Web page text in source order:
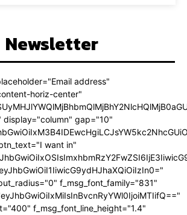
Newsletter
address"
horiz-center"
display="column" gap="10"
want in"
f_msg_font_family="831"
f_msg_font_line_height="1.4"